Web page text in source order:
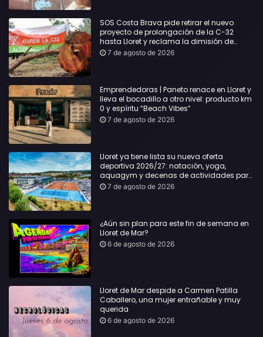
SOS Costa Brava pide retirar el nuevo
proyecto de prolongación de la C-32
hasta Lloret y reclama la dimisión de
Sílvia Paneque
7 de agosto de 2026
Emprendedoras | Paneto renace en Lloret y
lleva el bocadillo a otro nivel: producto km
0 y espíritu “Beach Vibes”
7 de agosto de 2026
Lloret ya tiene lista su nueva oferta
deportiva 2026/27: natación, yoga,
aquagym y decenas de actividades para
todas las edades
7 de agosto de 2026
¿Aún sin plan para este fin de semana en
Lloret de Mar?
6 de agosto de 2026
Lloret de Mar despide a Carmen Patilla
Caballero, una mujer entrañable y muy
querida
6 de agosto de 2026